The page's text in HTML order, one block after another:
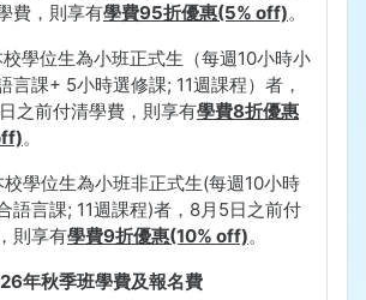
費，則享有學費95折優惠(5% off)。
學位生為小班正式生（每週10小時小
言課+ 5小時選修課; 11週課程）者，
日之前付清學費，則享有學費8折優惠
。
校學位生為小班非正式生(每週10小時
語言課; 11週課程)者， 8月 5日之前付
則享有學費9折優惠(10% off)。
年秋季班學費及報名費